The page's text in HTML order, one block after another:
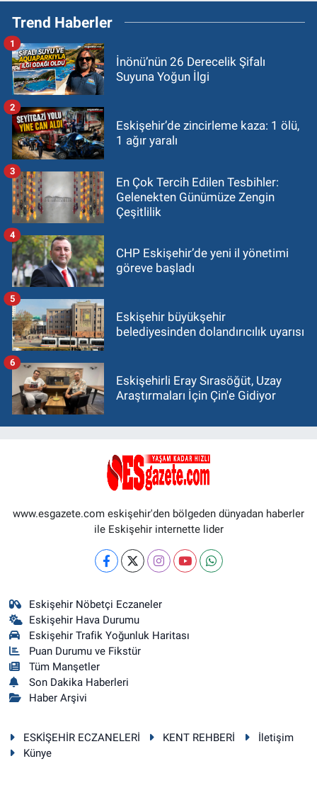
Trend Haberler
İnönü’nün 26 Derecelik Şifalı
Suyuna Yoğun İlgi
1
Eskişehir’de zincirleme kaza: 1 ölü,
1 ağır yaralı
2
En Çok Tercih Edilen Tesbihler:
Gelenekten Günümüze Zengin
Çeşitlilik
3
CHP Eskişehir’de yeni il yönetimi
göreve başladı
4
Eskişehir büyükşehir
belediyesinden dolandırıcılık uyarısı
5
Eskişehirli Eray Sırasöğüt, Uzay
Araştırmaları İçin Çin'e Gidiyor
6
www.esgazete.com eskişehir'den bölgeden dünyadan haberler
ile Eskişehir internette lider
Eskişehir Nöbetçi Eczaneler
Eskişehir Hava Durumu
Eskişehir Trafik Yoğunluk Haritası
Puan Durumu ve Fikstür
Tüm Manşetler
Son Dakika Haberleri
Haber Arşivi
ESKİŞEHİR ECZANELERİ KENT REHBERİ
İletişim
Künye